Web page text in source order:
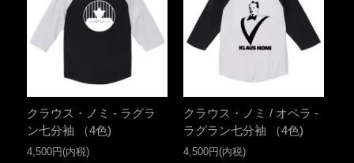
クラウス・ノミ - ラグラ
ン七分袖 （4色)
4,500円(内税)
クラウス・ノミ / オペラ -
ラグラン七分袖 （4色)
4,500円(内税)